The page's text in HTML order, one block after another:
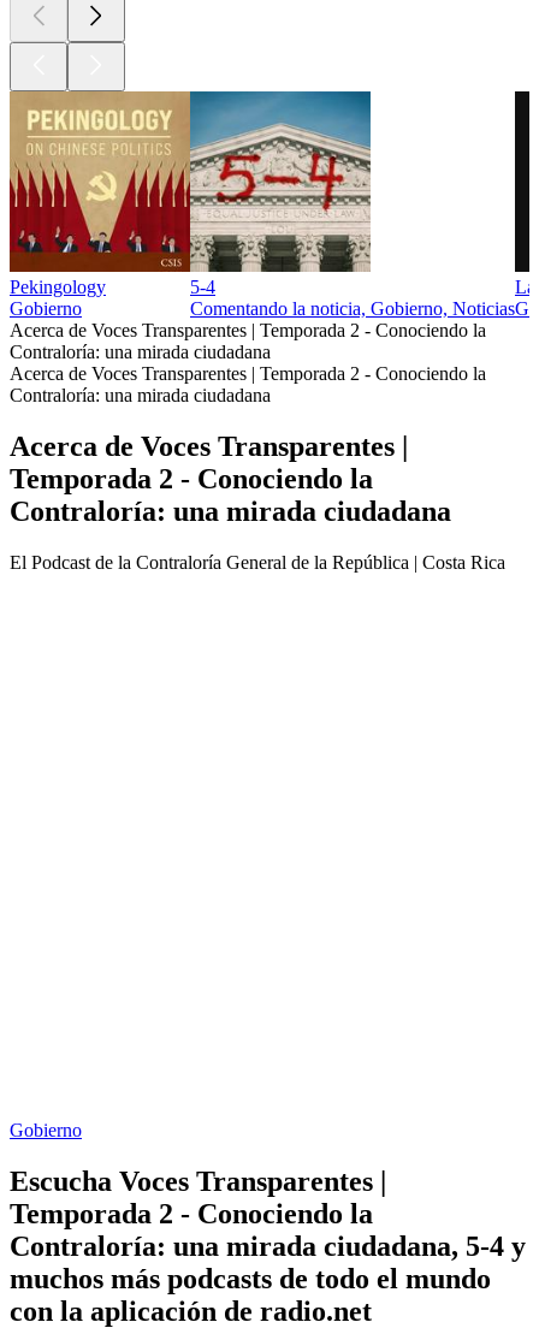
Pekingology
Gobierno
5-4
Comentando la noticia, Gobierno, Noticias
Acerca de Voces Transparentes | Temporada 2 - Conociendo la
Contraloría: una mirada ciudadana
Acerca de Voces Transparentes | Temporada 2 - Conociendo la
Contraloría: una mirada ciudadana
Acerca de Voces Transparentes |
Temporada 2 - Conociendo la
Contraloría: una mirada ciudadana
El Podcast de la Contraloría General de la República | Costa Rica
Gobierno
Escucha Voces Transparentes |
Temporada 2 - Conociendo la
Contraloría: una mirada ciudadana, 5-4 y
muchos más podcasts de todo el mundo
con la aplicación de radio.net